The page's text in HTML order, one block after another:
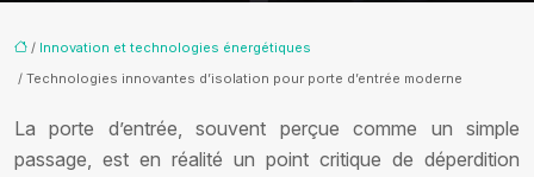
/ Innovation et technologies énergétiques
/ Technologies innovantes d’isolation pour porte d’entrée moderne
La porte d’entrée, souvent perçue comme un simple
passage, est en réalité un point critique de déperdition